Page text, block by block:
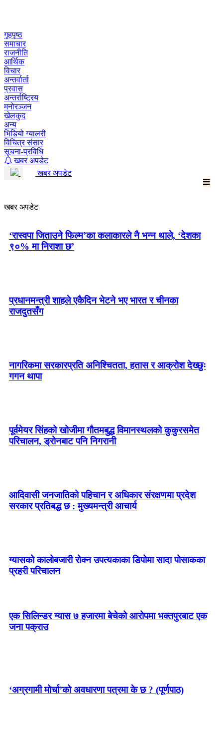
गृहपृष्ठ
समाचार
राजनीति
आर्थिक
विचार
अन्तर्वार्ता
प्रवास
अन्तर्राष्ट्रिय
मनोरञ्जन
खेलकुद
अन्य
भिडियो ग्यालरी
विचित्र संसार
सूचना-प्रविधि
खबर अपडेट
खबर अपडेट
खबर अपडेट
‘रास्वपा जिताउने फिल्म’का कलाकारले नै भन्न थाले, ‘देशका
९०% मा निराशा छ’
प्रधानमन्त्री शाहले एकैदिन भेटने भए भारत र चीनका
राजदुतसँग
नागरिकमा सरकारप्रति अनिश्चितता, हतास र आक्रोश देख्छुः
गगन थापा
पूर्वमेयर सिंहको खोजीमा गौतमबुद्ध विमानस्थलको कुकुरसमेत
परिचालन, ड्रोनबाट पनि निगरानी
आदिवासी जनजातिको पहिचान र अधिकार संरक्षणमा प्रदेश
सरकार प्रतिबद्ध छ : मुख्यमन्त्री आचार्य
ग्यासको कालोबजारी रोक्न उपत्यकाका डिपोमा सादा पोसाकका
प्रहरी परिचालन
एक सिलिन्डर ग्यास ७ हजारमा बेचेको आरोपमा भक्तपुरबाट एक
जना पक्राउ
‘अग्रगामी मोर्चा’को अवधारणा पत्रमा के छ ? (पूर्णपाठ)